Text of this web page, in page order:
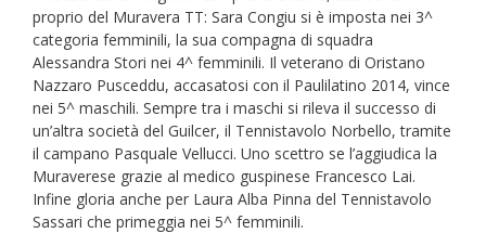
proprio del Muravera TT: Sara Congiu si è imposta nei 3^
categoria femminili, la sua compagna di squadra
Alessandra Stori nei 4^ femminili. Il veterano di Oristano
Nazzaro Pusceddu, accasatosi con il Paulilatino 2014, vince
nei 5^ maschili. Sempre tra i maschi si rileva il successo di
un’altra società del Guilcer, il Tennistavolo Norbello, tramite
il campano Pasquale Vellucci. Uno scettro se l’aggiudica la
Muraverese grazie al medico guspinese Francesco Lai.
Infine gloria anche per Laura Alba Pinna del Tennistavolo
Sassari che primeggia nei 5^ femminili.